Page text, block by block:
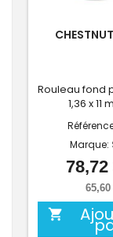
Rouleau fond
1,36 x 11
Marque:
78,72
65,60
